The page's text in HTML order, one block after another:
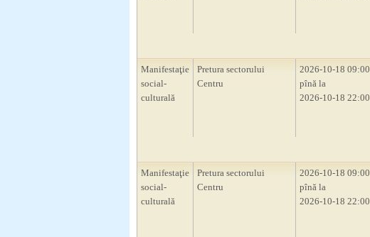
Manifestaţie
social-
culturală
Pretura sectorului
Centru
2026-10-18 09:00
pînă la
2026-10-18 22:00
Manifestaţie
social-
culturală
Pretura sectorului
Centru
2026-10-18 09:00
pînă la
2026-10-18 22:00